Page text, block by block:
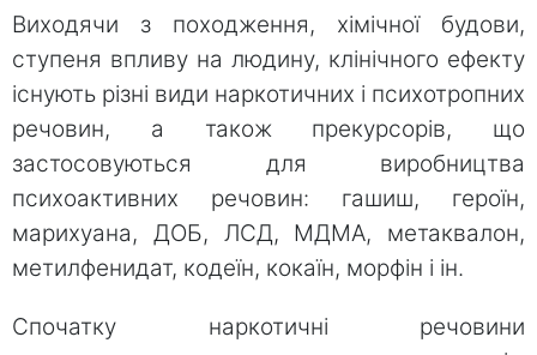
Виходячи з походження, хімічної будови,
ступеня впливу на людину, клінічного ефекту
існують різні види наркотичних і психотропних
речовин, а також прекурсорів, що
застосовуються для виробництва
психоактивних речовин: гашиш, героїн,
марихуана, ДОБ, ЛСД, МДМА, метаквалон,
метилфенидат, кодеїн, кокаїн, морфін і ін.
Спочатку наркотичні речовини